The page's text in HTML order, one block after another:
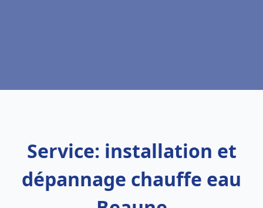
Service: installation et
dépannage chauffe eau